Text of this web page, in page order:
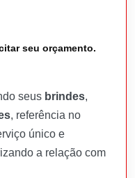
seu orçamento.
seus brindes,
, referência no
único e
a relação com